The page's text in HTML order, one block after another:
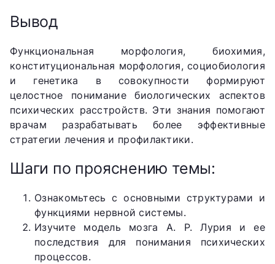
Вывод
Функциональная морфология, биохимия,
конституциональная морфология, социобиология
и генетика в совокупности формируют
целостное понимание биологических аспектов
психических расстройств. Эти знания помогают
врачам разрабатывать более эффективные
стратегии лечения и профилактики.
Шаги по прояснению темы:
Ознакомьтесь с основными структурами и
функциями нервной системы.
Изучите модель мозга А. Р. Лурия и ее
последствия для понимания психических
процессов.